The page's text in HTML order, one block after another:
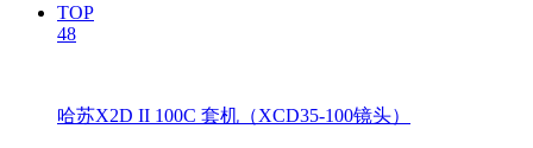
TOP
48
哈苏X2D II 100C 套机（XCD35-100镜头）